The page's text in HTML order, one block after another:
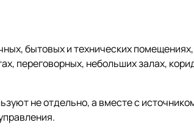
бытовых и технических
переговорных, небольших залах,
не отдельно, а вместе с